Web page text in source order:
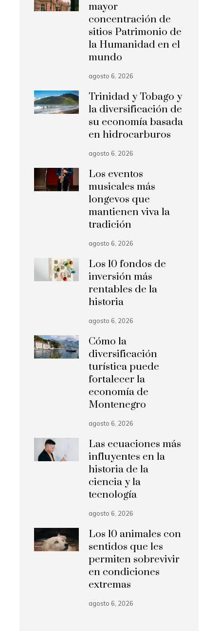
mayor
concentración de
sitios Patrimonio de
la Humanidad en el
mundo
agosto 6, 2026
Trinidad y Tobago y
la diversificación de
su economía basada
en hidrocarburos
agosto 6, 2026
Los eventos
musicales más
longevos que
mantienen viva la
tradición
agosto 6, 2026
Los 10 fondos de
inversión más
rentables de la
historia
agosto 6, 2026
Cómo la
diversificación
turística puede
fortalecer la
economía de
Montenegro
agosto 6, 2026
Las ecuaciones más
influyentes en la
historia de la
ciencia y la
tecnología
agosto 6, 2026
Los 10 animales con
sentidos que les
permiten sobrevivir
en condiciones
extremas
agosto 6, 2026